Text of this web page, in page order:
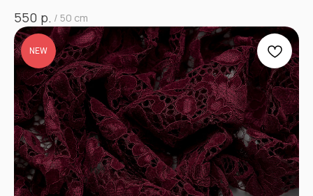
550 р. / 50 cm
NEW